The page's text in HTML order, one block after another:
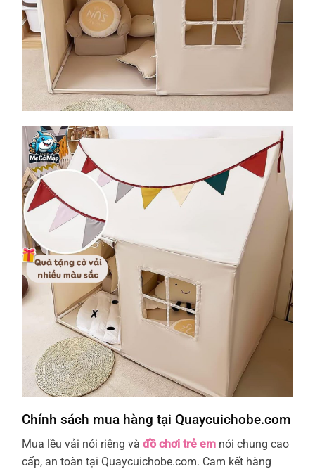
Chính sách mua hàng tại Quaycuichobe.com
Mua lều vải nói riêng và đồ chơi trẻ em nói chung cao
cấp, an toàn tại Quaycuichobe.com. Cam kết hàng